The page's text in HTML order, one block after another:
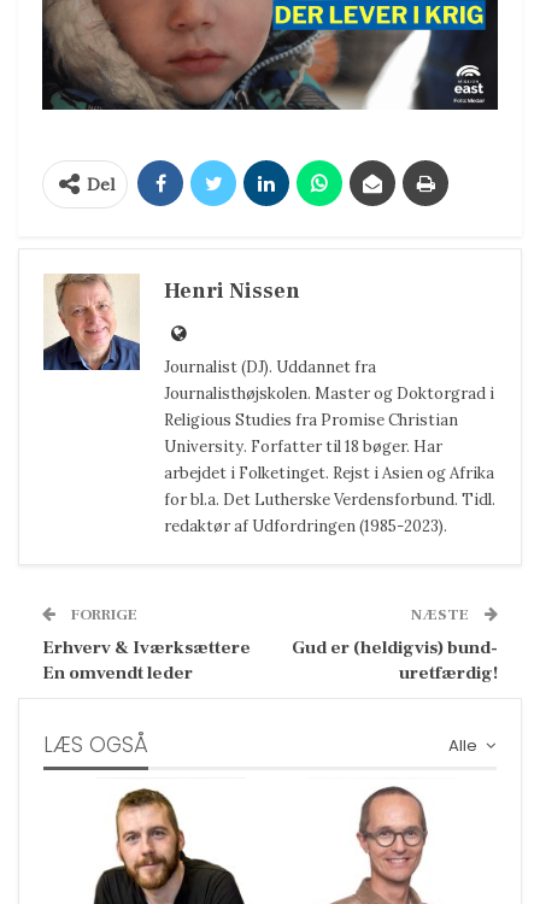
Del
Henri Nissen
Journalist (DJ). Uddannet fra
Journalisthøjskolen. Master og Doktorgrad i
Religious Studies fra Promise Christian
University. Forfatter til 18 bøger. Har
arbejdet i Folketinget. Rejst i Asien og Afrika
for bl.a. Det Lutherske Verdensforbund. Tidl.
redaktør af Udfordringen (1985-2023).
FORRIGE
Erhverv & Iværksættere
En omvendt leder
NÆSTE
Gud er (heldigvis) bund-
uretfærdig!
Alle
LÆS OGSÅ